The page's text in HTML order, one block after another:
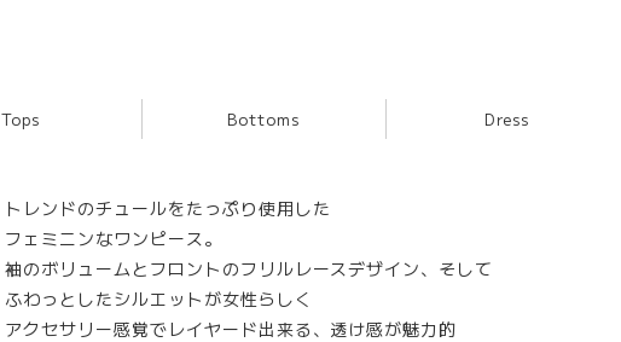
Tops Bottoms Dress
トレンドのチュールをたっぷり使用した
フェミニンなワンピース。
袖のボリュームとフロントのフリルレースデザイン、そして
ふわっとしたシルエットが女性らしく
アクセサリー感覚でレイヤード出来る、透け感が魅力的